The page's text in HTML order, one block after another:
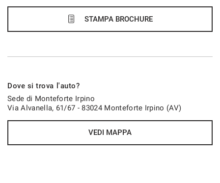
768€/mese
36 Mesi
VEDI
771€/mese
STAMPA BROCHURE
Dove si trova l'auto?
Sede di Monteforte Irpino
Via Alvanella, 61/67 - 83024 Monteforte Irpino (AV)
VEDI MAPPA